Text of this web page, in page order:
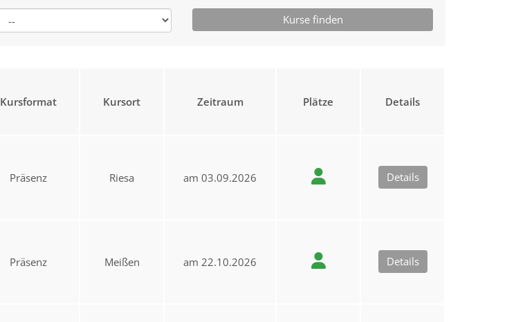
Kursformat Kursort Zeitraum Plätze Details
Präsenz Riesa am 03.09.2026 Details
Präsenz Meißen am 22.10.2026 Details